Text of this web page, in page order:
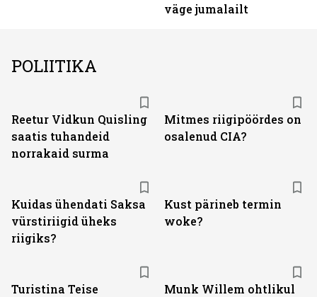
väge jumalailt
POLIITIKA
Reetur Vidkun Quisling
saatis tuhandeid
norrakaid surma
Mitmes riigipöördes on
osalenud CIA?
Kuidas ühendati Saksa
vürstiriigid üheks
riigiks?
Kust pärineb termin
woke?
Turistina Teise
Munk Willem ohtlikul